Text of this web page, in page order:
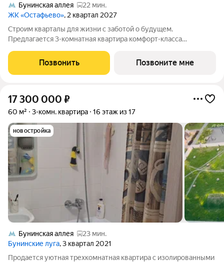
Бунинская аллея
22 мин.
ЖК «Остафьево», 2 квартал 2027
Строим кварталы для жизни с заботой о будущем.
Предлагается 3-комнатная квартира комфорт-класса
жилом комплексе "Остафьево".Застройщик сдает квартиры с
отделкой в нескольких вариантах:
Позвонить Позвоните мне
17 300 000 ₽
60 м² 3-комн. квартира 16 этаж из 17
новостройка
Бунинская аллея
23 мин.
Бунинские луга, 3 квартал 2021
Продается уютная трехкомнатная квартира с изолированными